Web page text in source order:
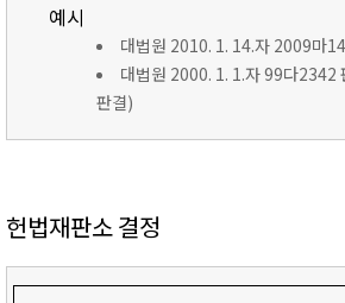
예시
대법원 2010. 1. 14.자 2009마
대법원 2000. 1. 1.자 99다2342
판결)
헌법재판소 결정